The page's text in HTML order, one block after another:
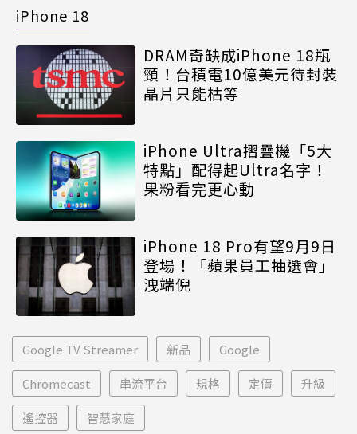
iPhone 18
DRAM奇缺成iPhone 18瓶
頸！台積電10億美元待封裝
晶片只能枯等
iPhone Ultra摺疊機「5大
特點」配得起Ultra名字！
果粉看完更心動
iPhone 18 Pro有望9月9日
登場！「蘋果員工抽選會」
洩端倪
Google TV Streamer 新品 Google
Chromecast 串流平台 規格 定價 升級
遙控器 智慧家庭